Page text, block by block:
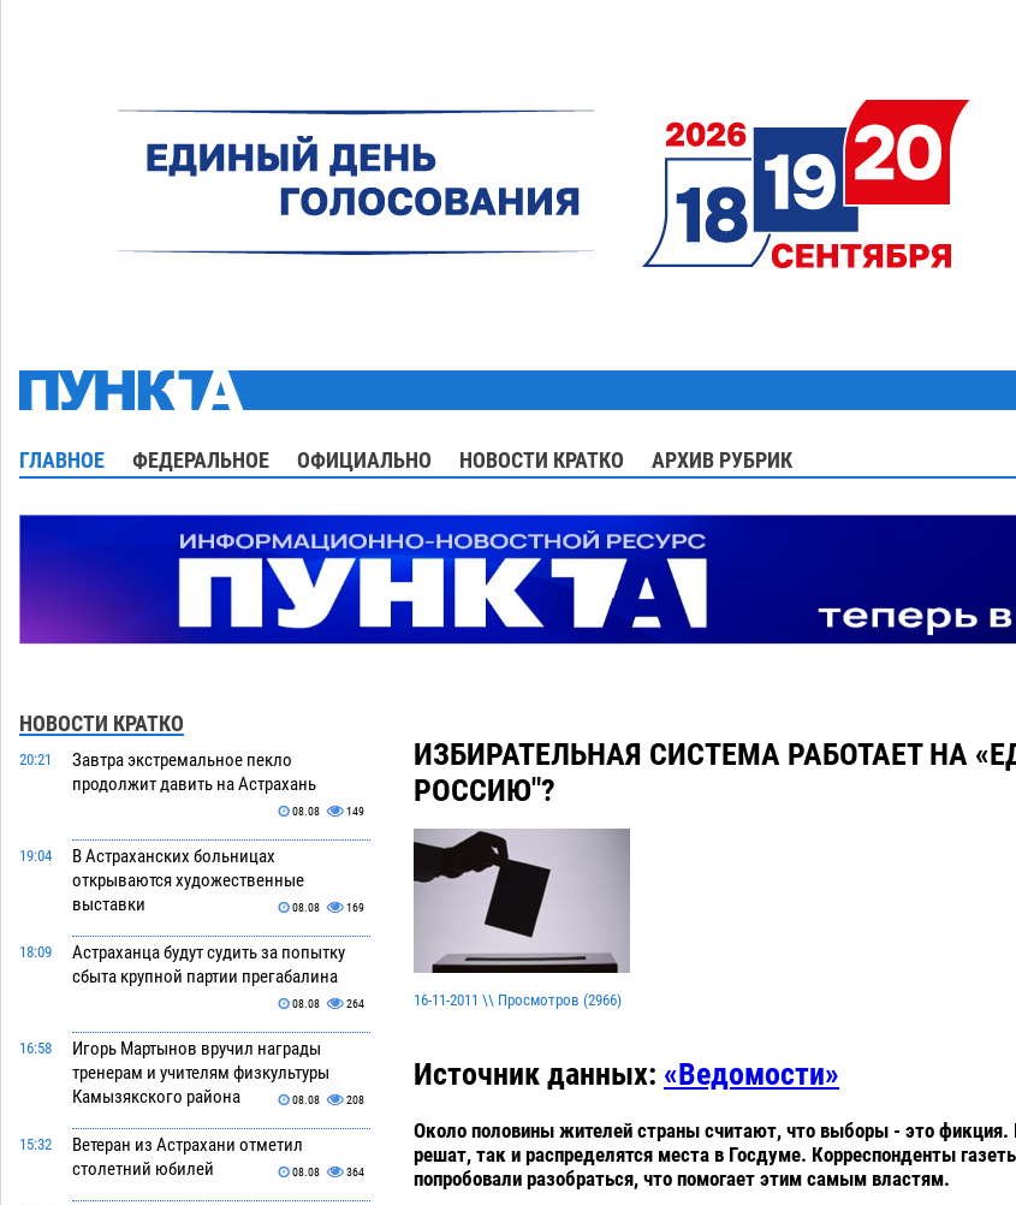
ГЛАВНОЕ ФЕДЕРАЛЬНОЕ ОФИЦИАЛЬНО НОВОСТИ КРАТКО АРХИВ РУБРИК
НОВОСТИ КРАТКО
20:21
Завтра экстремальное пекло
продолжит давить на Астрахань
08.08 149
19:04
В Астраханских больницах
открываются художественные
выставки
08.08 169
18:09
Астраханца будут судить за попытку
сбыта крупной партии прегабалина
08.08 264
16:58
Игорь Мартынов вручил награды
тренерам и учителям физкультуры
Камызякского района
08.08 208
15:32
Ветеран из Астрахани отметил
столетний юбилей
08.08 364
ИЗБИРАТЕЛЬНАЯ СИСТЕМА РАБОТАЕТ НА
РОССИЮ"?
16-11-2011 \\ Просмотров (2966)
Источник данных: «Ведомости»
Около половины жителей страны считают, что выборы - это фикция.
решат, так и распределятся места в Госдуме. Корреспонденты
попробовали разобраться, что помогает этим самым властям.